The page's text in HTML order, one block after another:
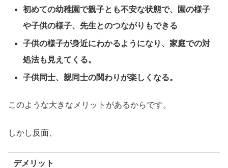
初めての幼稚園で親子とも不安な状態で、園の様子
や子供の様子、先生とのつながりもできる
子供の様子が身近にわかるようになり、家庭での対
処法も見えてくる。
子供同士、親同士の関わりが楽しくなる。
このような大きなメリットがあるからです。
しかし反面、
デメリット